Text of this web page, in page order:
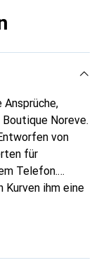
Noreve.
von
für
Telefon.
Kurven ihm eine